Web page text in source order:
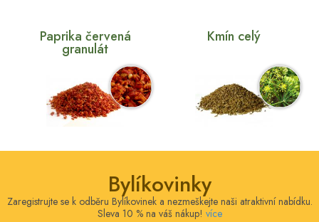
Paprika červená
granulát
Kmín celý
Bylíkovinky
Zaregistrujte se k odběru Bylíkovinek a nezmeškejte naši atraktivní nabídku.
Sleva 10 % na váš nákup! více